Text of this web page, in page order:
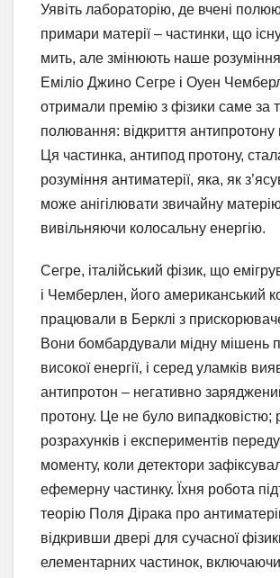
Уявіть лабораторію, де вчені
примари матерії – частинки, що
мить, але змінюють наше розуміння
Еміліо Джино Сегре і Оуен
отримали премію з фізики саме за
полювання: відкриття антипротону
Ця частинка, антипод протону,
розуміння антиматерії, яка, як
може анігілювати звичайну
вивільняючи колосальну енергію.
Сегре, італійський фізик, що
і Чемберлен, його американський
працювали в Берклі з
Вони бомбардували мідну мішень
високої енергії, і серед уламків
антипротон – негативно
протону. Це не було випадковістю;
розрахунків і експериментів
моменту, коли детектори
ефемерну частинку. Їхня робота
теорію Поля Дірака про
відкривши двері для сучасної
елементарних частинок, включаючи